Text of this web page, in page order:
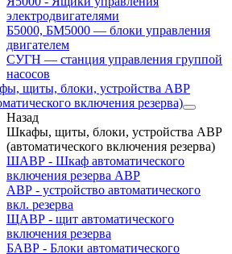
электродвигателями
Б5000, БМ5000 — блоки управления
двигателем
СУГН — станция управления группой
насосов
щиты, блоки, устройства АВР
включения резерва)
Назад
Шкафы, щиты, блоки, устройства АВР
(автоматического включения резерва)
ШАВР - Шкаф автоматического
включения резерва АВР
АВР - устройство автоматического
вкл. резерва
ЩАВР - щит автоматического
включения резерва
БАВР - Блоки автоматического